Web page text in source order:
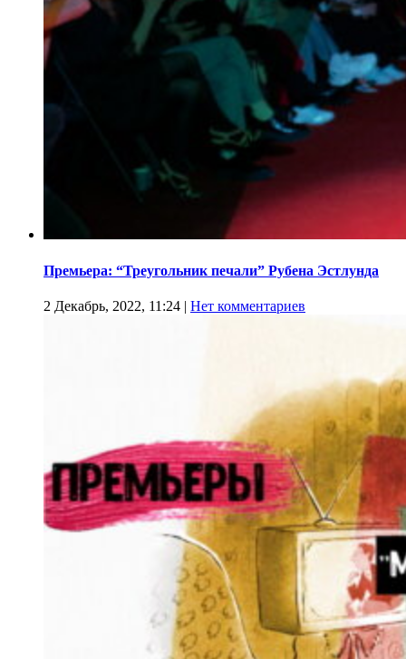
Премьера: “Треугольник печали” Рубена Эстлунда
2 Декабрь, 2022, 11:24 | Нет комментариев